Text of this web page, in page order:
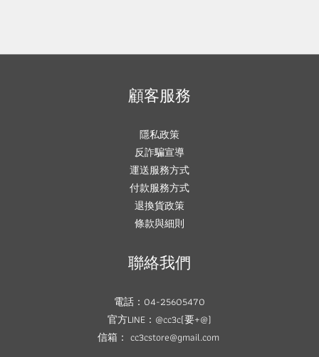
顧客服務
隱私政策
反詐騙宣導
運送服務方式
付款服務方式
退換貨政策
條款與細則
聯絡我們
電話：04-25605470
官方LINE：@cc3c(要+@)
信箱： cc3cstore@gmail.com